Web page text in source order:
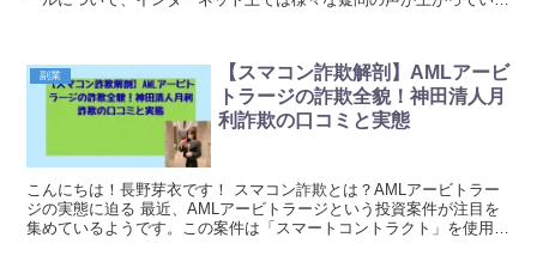
副業
【スマコン詐欺解剖】AMLアービ
トラージの詐欺全貌！神田清人月
利詐欺の口コミと実態
こんにちは！長野芽衣です！ スマコン詐欺とは？AMLアービトラー
ジの実態に迫る 最近、AMLアービトラージという投資案件が注目を
集めているようです。この案件は「スマートコントラクト」を使用し